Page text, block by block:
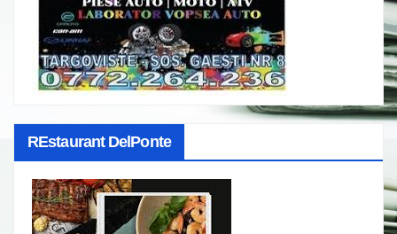
REstaurant DelPonte